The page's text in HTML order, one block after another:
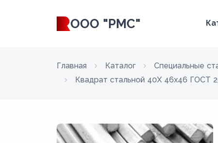
ООО "РМС"
Главная Каталог Специальные
Квадрат стальной 40Х 46x46 ГОСТ